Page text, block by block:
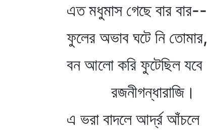
এত মধুমাস গেছে বার বার--
ফুলের অভাব ঘটে নি তোমার,
বন আলো করি ফুটেছিল যবে
রজনীগন্ধারাজি।
এ ভরা বাদলে আর্দ্র আঁচলে